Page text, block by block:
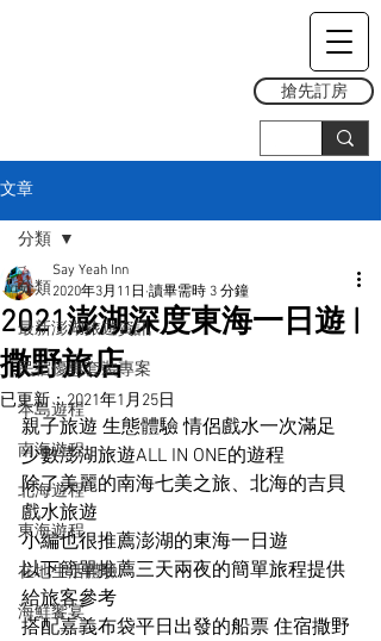
搶先訂房
文章
分類
最新澎湖旅遊資訊
民宿優惠套裝專案
本島遊程
南海遊程
北海遊程
東海遊程
在地生活體驗
海鮮饗宴
分類
2021澎湖深度東海一日遊 |
撒野旅店
Say Yeah Inn
2020年3月11日 讀畢需時 3 分鐘
已更新：2021年1月25日
親子旅遊 生態體驗 情侶戲水一次滿足
少數澎湖旅遊ALL IN ONE的遊程
除了美麗的南海七美之旅、北海的吉貝
戲水旅遊
小編也很推薦澎湖的東海一日遊
以下簡單推薦三天兩夜的簡單旅程提供
給旅客參考
搭配嘉義布袋平日出發的船票 住宿撒野